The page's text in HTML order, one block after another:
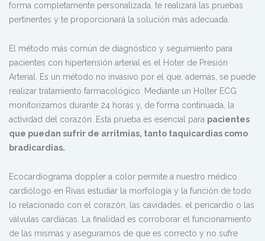
forma completamente personalizada, te realizará las pruebas
pertinentes y te proporcionará la solución más adecuada.
El método más común de diagnóstico y seguimiento para
pacientes con hipertensión arterial es el Hoter de Presión
Arterial. Es un método no invasivo por el que, además, se puede
realizar tratamiento farmacológico. Mediante un Holter ECG
monitorizamos durante 24 horas y, de forma continuada, la
actividad del corazón. Esta prueba es esencial para pacientes
que puedan sufrir de arritmias, tanto taquicardias como
bradicardias.
Ecocardiograma doppler a color permite a nuestro médico
cardiólogo en Rivas estudiar la morfología y la función de todo
lo relacionado con el corazón, las cavidades, el pericardio o las
válvulas cardíacas. La finalidad es corroborar el funcionamiento
de las mismas y asegurarnos de que es correcto y no sufre